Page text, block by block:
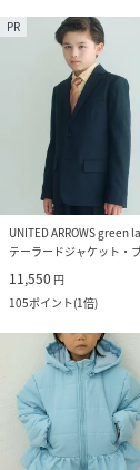
PR
11,550 円
105ポイント(1倍)